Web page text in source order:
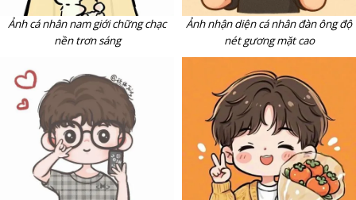
Ảnh cá nhân nam giới chững chạc
nền trơn sáng
Ảnh nhận diện cá nhân đàn ông độ
nét gương mặt cao